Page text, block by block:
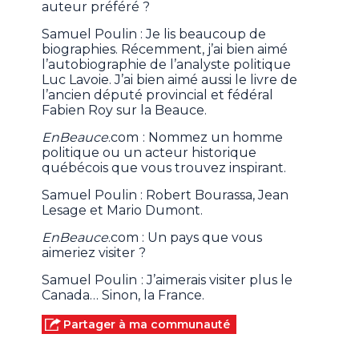
auteur préféré ?
Samuel Poulin : Je lis beaucoup de
biographies. Récemment, j’ai bien aimé
l’autobiographie de l’analyste politique
Luc Lavoie. J’ai bien aimé aussi le livre de
l’ancien député provincial et fédéral
Fabien Roy sur la Beauce.
EnBeauce.com : Nommez un homme
politique ou un acteur historique
québécois que vous trouvez inspirant.
Samuel Poulin : Robert Bourassa, Jean
Lesage et Mario Dumont.
EnBeauce.com : Un pays que vous
aimeriez visiter ?
Samuel Poulin : J’aimerais visiter plus le
Canada… Sinon, la France.
Partager à ma communauté